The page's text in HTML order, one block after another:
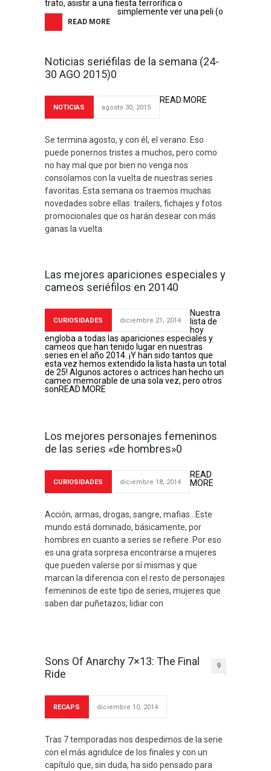
trato, asistir a una fiesta terrorífica o
simplemente ver una peli (o
READ MORE
Noticias seriéfilas de la semana (24-
30 AGO 2015)0
NOTICIAS agosto 30, 2015
Se termina agosto, y con él, el verano. Eso
puede ponernos tristes a muchos, pero como
no hay mal que por bien no venga nos
consolamos con la vuelta de nuestras series
favoritas. Esta semana os traemos muchas
novedades sobre ellas: trailers, fichajes y fotos
promocionales que os harán desear con más
ganas la vuelta
READ MORE
Las mejores apariciones especiales y
cameos seriéfilos en 20140
CURIOSIDADES diciembre 21, 2014
Nuestra
lista de
hoy
engloba a todas las apariciones especiales y
cameos que han tenido lugar en nuestras
series en el año 2014. ¡Y han sido tantos que
esta vez hemos extendido la lista hasta un total
de 25! Algunos actores o actrices han hecho un
cameo memorable de una sola vez, pero otros
sonREAD MORE
Los mejores personajes femeninos
de las series «de hombres»0
CURIOSIDADES diciembre 18, 2014
Acción, armas, drogas, sangre, mafias…Este
mundo está dominado, básicamente, por
hombres en cuanto a series se refiere. Por eso
es una grata sorpresa encontrarse a mujeres
que pueden valerse por sí mismas y que
marcan la diferencia con el resto de personajes
femeninos de este tipo de series, mujeres que
saben dar puñetazos, lidiar con
READ
MORE
Sons Of Anarchy 7×13: The Final
Ride
9
RECAPS diciembre 10, 2014
Tras 7 temporadas nos despedimos de la serie
con el más agridulce de los finales y con un
capítulo que, sin duda, ha sido pensado para